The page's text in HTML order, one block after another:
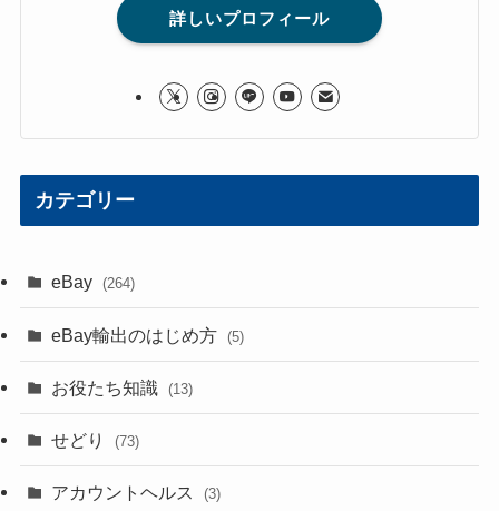
詳しいプロフィール
カテゴリー
eBay (264)
eBay輸出のはじめ方 (5)
お役たち知識 (13)
せどり (73)
アカウントヘルス (3)